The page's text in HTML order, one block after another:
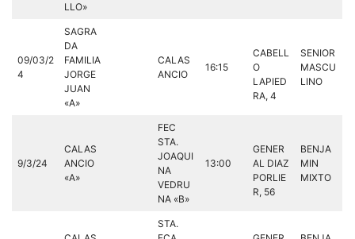
LLO»
09/03/2
4
SAGRA
DA
FAMILIA
JORGE
JUAN
«A»
CALAS
ANCIO
16:15
CABELL
O
LAPIED
RA, 4
SENIOR
MASCU
LINO
9/3/24
CALAS
ANCIO
«A»
FEC
STA.
JOAQUI
NA
VEDRU
NA «B»
13:00
GENER
AL DIAZ
PORLIE
R, 56
BENJA
MIN
MIXTO
STA.